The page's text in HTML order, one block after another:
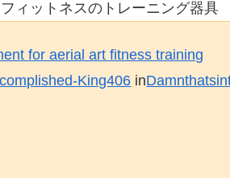
ィットネスのトレーニング器具
for aerial art fitness training
King406 in